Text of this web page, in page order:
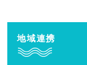
地域連携